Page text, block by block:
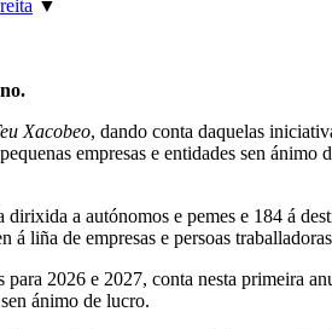
▼
Xacobeo, dando conta daquelas
empresas e entidades sen
a autónomos e pemes e 184 á
liña de empresas e persoas
2026 e 2027, conta nesta primeira
ánimo de lucro.